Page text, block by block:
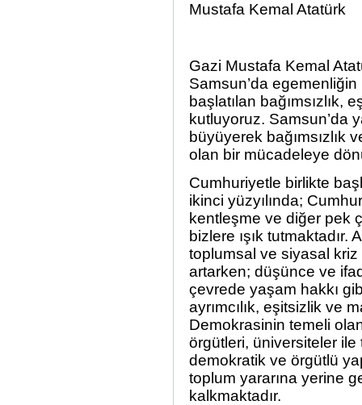
Mustafa Kemal Atatürk
Gazi Mustafa Kemal
Samsun’da egemenliğin
başlatılan bağımsızlık,
kutluyoruz. Samsun’da
büyüyerek bağımsızlık
olan bir mücadeleye
Cumhuriyetle birlikte
ikinci yüzyılında;
kentleşme ve diğer pek
bizlere ışık
toplumsal ve siyasal
artarken; düşünce ve
çevrede yaşam hakkı
ayrımcılık, eşitsizlik ve
Demokrasinin temeli
örgütleri, üniversiteler ile
demokratik ve örgütlü
toplum yararına yerine
kalkmaktadır.